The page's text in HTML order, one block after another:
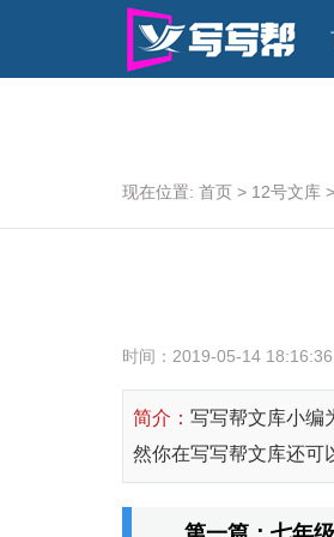
现在位置: 首页 > 12号文库 >
时间：2019-05-14 18:16:36
简介： 写写帮文库小编
然你在写写帮文库还可